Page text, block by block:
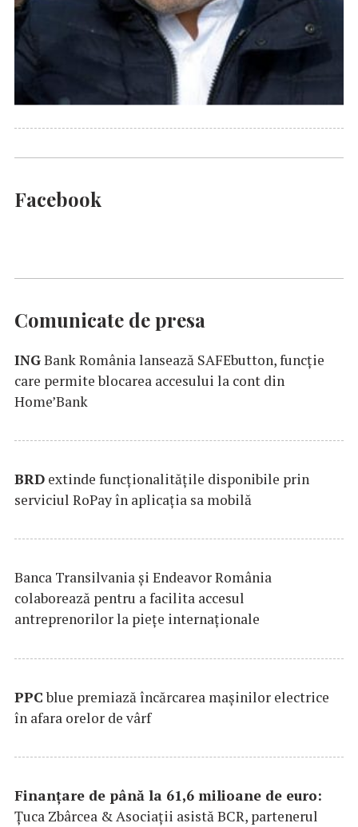
Facebook
Comunicate de presa
INGBank România lansează SAFEbutton, funcţie
care permite blocarea accesului la cont din
Home’Bank
BRD extinde funcţionalităţile disponibile prin
serviciul RoPay în aplicaţia sa mobilă
Banca Transilvania şi Endeavor România
colaborează pentru a facilita accesul
antreprenorilor la pieţe internaţionale
PPCblue premiază încărcarea maşinilor electrice
în afara orelor de vârf
Finanțare de până la 61,6 milioane de euro:
Țuca Zbârcea & Asociații asistă BCR, partenerul